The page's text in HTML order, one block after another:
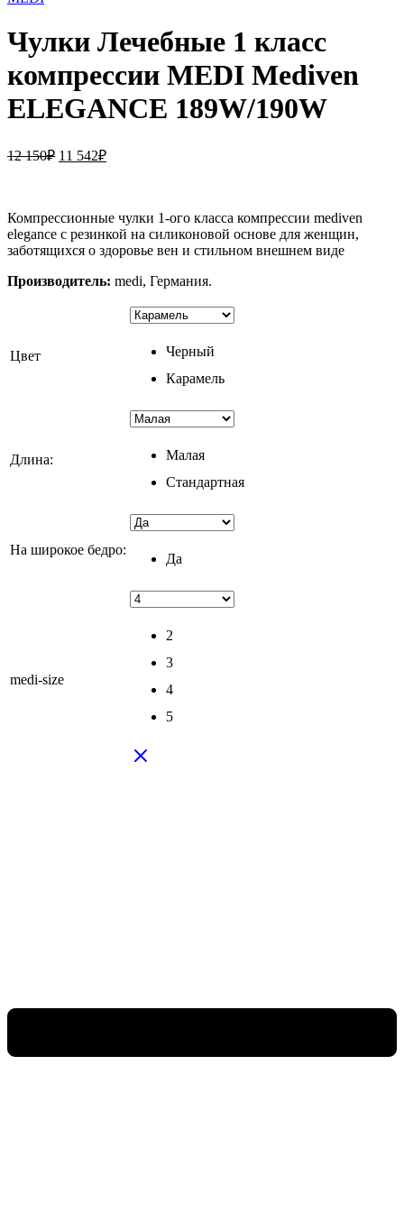
Чулки Лечебные 1 класс
компрессии MEDI Mediven
ELEGANCE 189W/190W
12 150₽ Первоначальная
150₽.
11 542₽Текущая
Компрессионные чулки 1-ого класса компрессии mediven
elegance с резинкой на силиконовой основе для женщин,
заботящихся о здоровье вен и стильном внешнем виде
Производитель: medi, Германия.
Цвет
Черный
Карамель
Длина:
Малая
Стандартная
На широкое бедро:
Да
medi-size
2
3
4
5